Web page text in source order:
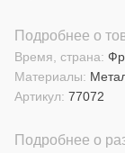
Подробнее о
Материалы:
Время, страна:
Артикул: 77072
Подробнее о